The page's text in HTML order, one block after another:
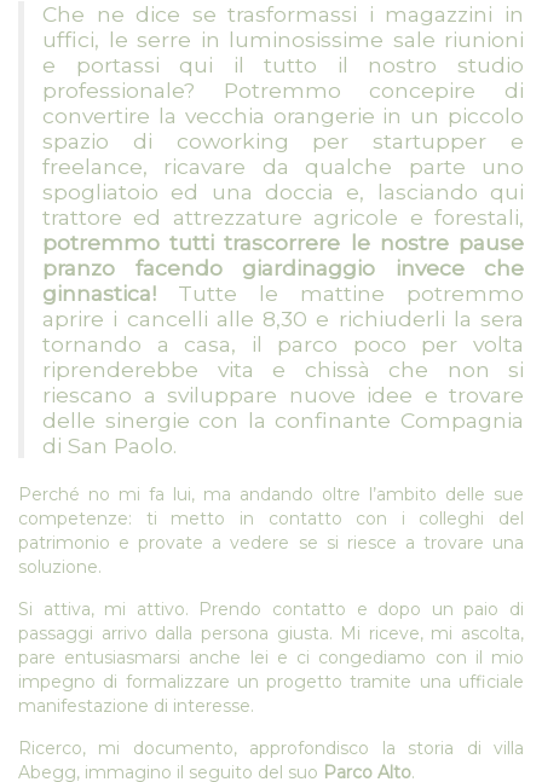
Che ne dice se trasformassi i magazzini in
uffici, le serre in luminosissime sale riunioni
e portassi qui il tutto il nostro studio
professionale? Potremmo concepire di
convertire la vecchia orangerie in un piccolo
spazio di coworking per startupper e
freelance, ricavare da qualche parte uno
spogliatoio ed una doccia e, lasciando qui
trattore ed attrezzature agricole e forestali,
potremmo tutti trascorrere le nostre pause
pranzo facendo giardinaggio invece che
ginnastica! Tutte le mattine potremmo
aprire i cancelli alle 8,30 e richiuderli la sera
tornando a casa, il parco poco per volta
riprenderebbe vita e chissà che non si
riescano a sviluppare nuove idee e trovare
delle sinergie con la confinante Compagnia
di San Paolo.
Perché no mi fa lui, ma andando oltre l’ambito delle sue
competenze: ti metto in contatto con i colleghi del
patrimonio e provate a vedere se si riesce a trovare una
soluzione.
Si attiva, mi attivo. Prendo contatto e dopo un paio di
passaggi arrivo dalla persona giusta. Mi riceve, mi ascolta,
pare entusiasmarsi anche lei e ci congediamo con il mio
impegno di formalizzare un progetto tramite una ufficiale
manifestazione di interesse.
Ricerco, mi documento, approfondisco la storia di villa
Abegg, immagino il seguito del suo Parco Alto.